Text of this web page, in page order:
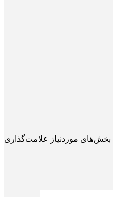
بخش‌های موردنیاز علامت‌گذاری